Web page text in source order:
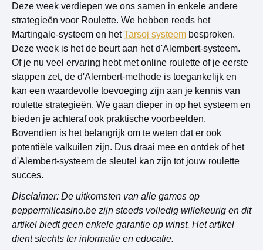
Deze week verdiepen we ons samen in enkele andere
strategieën voor Roulette. We hebben reeds het
Martingale-systeem en hetTarsoj systeem besproken.
Deze week is het de beurt aan het d'Alembert-systeem.
Of je nu veel ervaring hebt met online roulette of je eerste
stappen zet, de d'Alembert-methode is toegankelijk en
kan een waardevolle toevoeging zijn aan je kennis van
roulette strategieën. We gaan dieper in op het systeem en
bieden je achteraf ook praktische voorbeelden.
Bovendien is het belangrijk om te weten dat er ook
potentiële valkuilen zijn. Dus draai mee en ontdek of het
d'Alembert-systeem de sleutel kan zijn tot jouw roulette
succes.
Disclaimer: De uitkomsten van alle games op
peppermillcasino.be zijn steeds volledig willekeurig en dit
artikel biedt geen enkele garantie op winst. Het artikel
dient slechts ter informatie en educatie.